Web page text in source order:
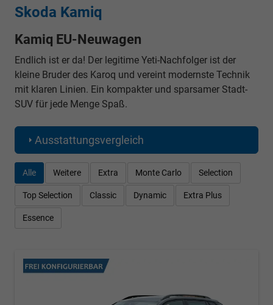
Skoda Kamiq
Kamiq EU-Neuwagen
Endlich ist er da! Der legitime Yeti-Nachfolger ist der
kleine Bruder des Karoq und vereint modernste Technik
mit klaren Linien. Ein kompakter und sparsamer Stadt-
SUV für jede Menge Spaß.
Ausstattungsvergleich
Alle Weitere Extra Monte Carlo Selection
Top Selection Classic Dynamic Extra Plus
Essence